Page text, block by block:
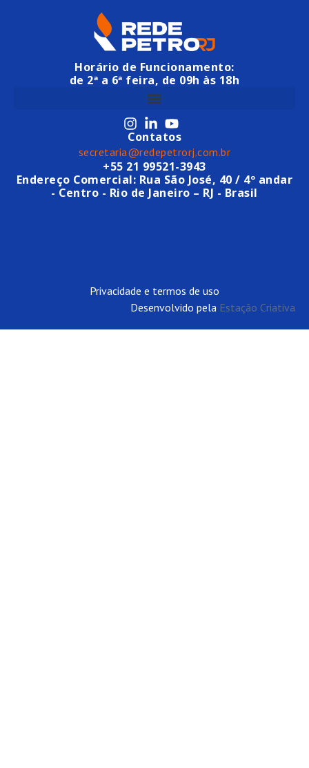
Horário de Funcionamento:
de 2ª a 6ª feira, de 09h às 18h
Contatos
secretaria@redepetrorj.com.br
+55 21 99521-3943
Endereço Comercial: Rua São José, 40 / 4º andar
- Centro - Rio de Janeiro – RJ - Brasil
Privacidade e termos de uso
Desenvolvido pela Estação Criativa